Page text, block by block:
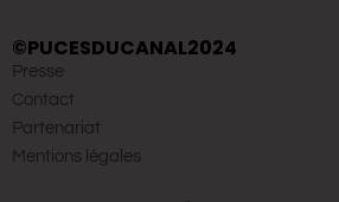
©PUCESDUCANAL2024
Presse
Contact
Partenariat
Mentions légales